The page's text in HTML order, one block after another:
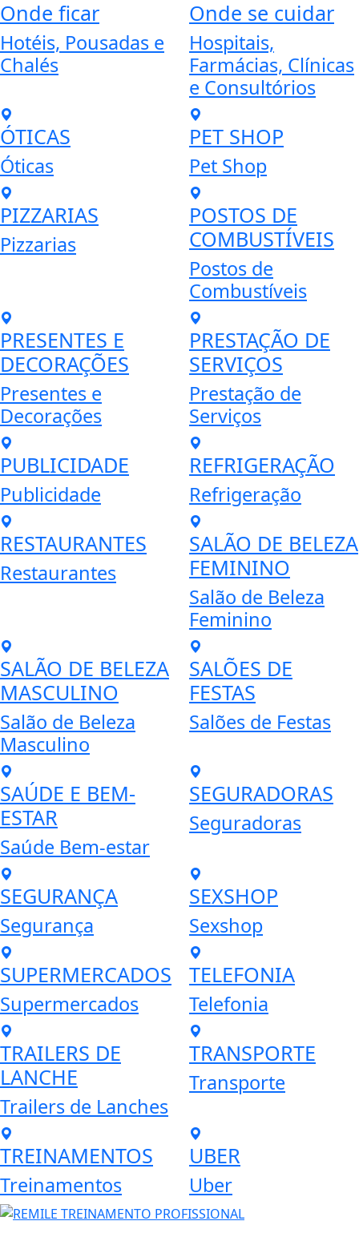
Onde ficar
Hotéis, Pousadas e
Chalés
Onde se cuidar
Hospitais,
Farmácias, Clínicas
e Consultórios
ÓTICAS
Óticas
PET SHOP
Pet Shop
PIZZARIAS
Pizzarias
POSTOS DE
COMBUSTÍVEIS
Postos de
Combustíveis
PRESENTES E
DECORAÇÕES
Presentes e
Decorações
PRESTAÇÃO DE
SERVIÇOS
Prestação de
Serviços
PUBLICIDADE
Publicidade
REFRIGERAÇÃO
Refrigeração
RESTAURANTES
Restaurantes
SALÃO DE BELEZA
FEMININO
Salão de Beleza
Feminino
SALÃO DE BELEZA
MASCULINO
Salão de Beleza
Masculino
SALÕES DE
FESTAS
Salões de Festas
SAÚDE E BEM-
ESTAR
Saúde Bem-estar
SEGURADORAS
Seguradoras
SEGURANÇA
Segurança
SEXSHOP
Sexshop
SUPERMERCADOS
Supermercados
TELEFONIA
Telefonia
TRAILERS DE
LANCHE
Trailers de Lanches
TRANSPORTE
Transporte
TREINAMENTOS
Treinamentos
UBER
Uber